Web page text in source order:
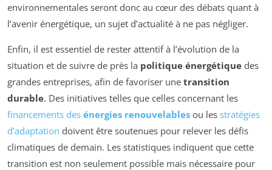
environnementales seront donc au cœur des débats quant à
l’avenir énergétique, un sujet d’actualité à ne pas négliger.
Enfin, il est essentiel de rester attentif à l’évolution de la
situation et de suivre de près la politique énergétique des
grandes entreprises, afin de favoriser une transition
durable. Des initiatives telles que celles concernant les
financements des énergies renouvelables ou les stratégies
d’adaptation doivent être soutenues pour relever les défis
climatiques de demain. Les statistiques indiquent que cette
transition est non seulement possible mais nécessaire pour